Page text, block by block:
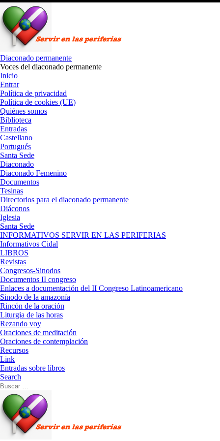
Saltar
al
contenido
Diaconado permanente
Voces del diaconado permanente
Inicio
Entrar
Política de privacidad
Política de cookies (UE)
Quiénes somos
Biblioteca
Entradas
Castellano
Portugués
Santa Sede
Diaconado
Diaconado Femenino
Documentos
Tesinas
Directorios para el diaconado permanente
Diáconos
Iglesia
Santa Sede
INFORMATIVOS SERVIR EN LAS PERIFERIAS
Informativos Cidal
LIBROS
Revistas
Congresos-Sinodos
Documentos II congreso
Enlaces a documentación del II Congreso Latinoamericano
Sinodo de la amazonía
Rincón de la oración
Liturgia de las horas
Rezando voy
Oraciones de meditación
Oraciones de contemplación
Recursos
Link
Entradas sobre libros
Search
Buscar